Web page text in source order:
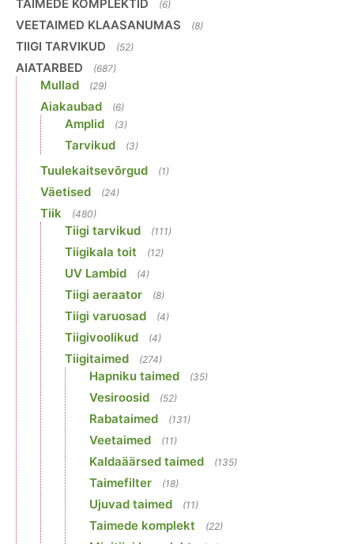
TAIMEDE KOMPLEKTID (6)
VEETAIMED KLAASANUMAS (8)
TIIGI TARVIKUD (52)
AIATARBED (687)
Mullad (29)
Aiakaubad (6)
Amplid (3)
Tarvikud (3)
Tuulekaitsevõrgud (1)
Väetised (24)
Tiik (480)
Tiigi tarvikud (111)
Tiigikala toit (12)
UV Lambid (4)
Tiigi aeraator (8)
Tiigi varuosad (4)
Tiigivoolikud (4)
Tiigitaimed (274)
Hapniku taimed (35)
Vesiroosid (52)
Rabataimed (131)
Veetaimed (11)
Kaldaäärsed taimed (135)
Taimefilter (18)
Ujuvad taimed (11)
Taimede komplekt (22)